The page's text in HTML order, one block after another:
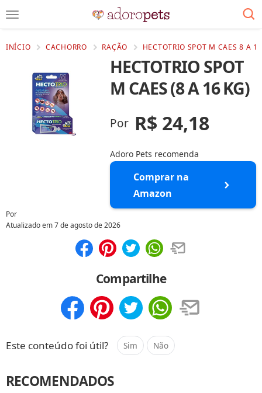
INÍCIO CACHORRO RAÇÃO HECTOTRIO SPOT M CAES 8 A
HECTOTRIO SPOT
M CAES (8 A 16 KG)
Por R$ 24,18
Adoro Pets recomenda
Comprar na
Amazon
Por
Atualizado em7 de agosto de 2026
Compartilhe
Este conteúdo foi útil? Sim Não
RECOMENDADOS